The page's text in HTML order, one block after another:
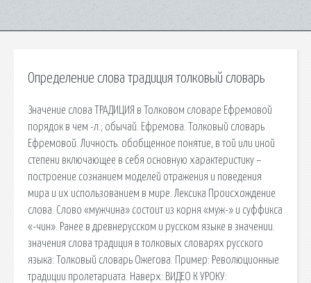
Определение слова традиция толковый словарь
Значение слова ТРАДИЦИЯ в Толковом словаре Ефремовой
порядок в чем -л.; обычай. Ефремова. Толковый словарь
Ефремовой. Личность. обобщенное понятие, в той или иной
степени включающее в себя основную характеристику –
построение сознанием моделей отражения и поведения
мира и их использованием в мире. Лексика Происхождение
слова. Слово «мужчина» состоит из корня «муж-» и суффикса
«-чин». Ранее в древнерусском и русском языке в значении.
значения слова традиция в толковых словарях русского
языка: Толковый словарь Ожегова. Пример: Революционные
традиции пролетариата. Наверх: ВИДЕО К УРОКУ: